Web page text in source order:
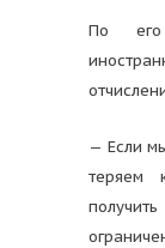
По его
— Если
теряем